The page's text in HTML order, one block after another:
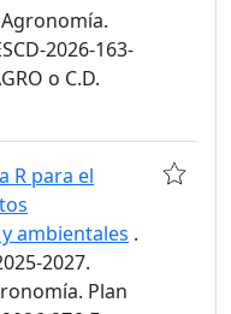
2026-163-
o C.D.
R para el
ambientales .
2027.
Plan